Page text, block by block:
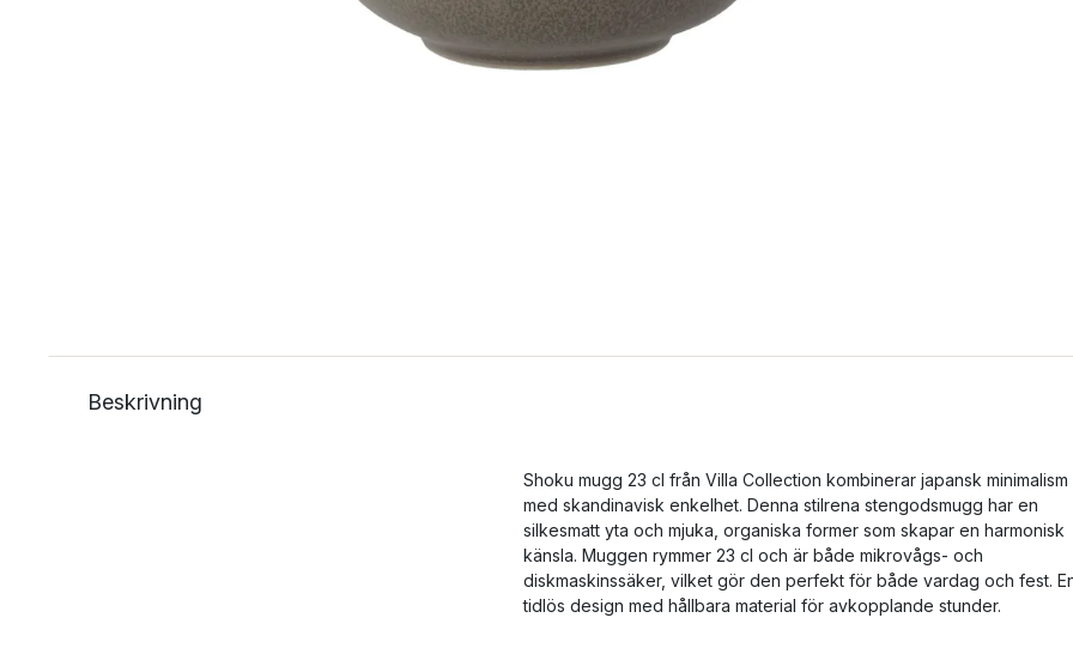
Beskrivning
Shoku mugg 23 cl från Villa Collection kombinerar japansk minimalism
med skandinavisk enkelhet. Denna stilrena stengodsmugg har en
silkesmatt yta och mjuka, organiska former som skapar en harmonisk
känsla. Muggen rymmer 23 cl och är både mikrovågs- och
diskmaskinssäker, vilket gör den perfekt för både vardag och fest.
tidlös design med hållbara material för avkopplande stunder.